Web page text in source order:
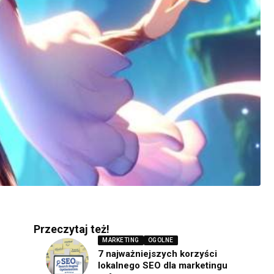
Przeczytaj też!
MARKETING OGOLNE
7 najważniejszych korzyści
lokalnego SEO dla marketingu